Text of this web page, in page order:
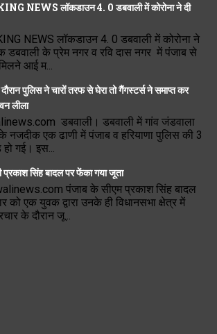
NEWS लॉकडाउन 4. 0 डबवाली में कोरोना ने दी
NEWS लॉकडाउन 4. 0 डबवाली में कोरोना ने
डबवाली के प्रेम नगर व रवि दास नगर में पंजाब से
आई म...
पुलिस ने चारों तरफ से घेरा तो गैंगस्टर्स ने समाप्त कर
लीला
डबवाली। डबवाली में गांव जंडवाला
के नजदीक एक ढाणी में पंजाब व हरियाणा पुलिस की 3
गई। इस...
प्रकाश सिंह बादल पर फेंका गया जूता
पंजाब के सीएम प्रकाश सिंह बादल
को एक युवक द्वारा उनके ही विधानसभा क्षेत्र में
के दौरान जू...